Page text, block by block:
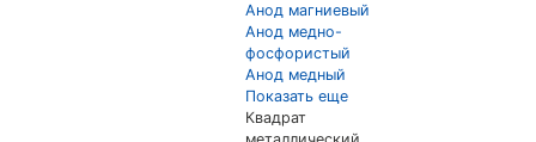
Анод магниевый
Анод медно-
фосфористый
Анод медный
Показать еще
Квадрат